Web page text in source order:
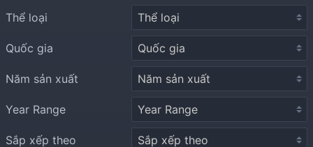
Thể loại
Quốc gia
Năm sản xuất
Year Range
Sắp xếp theo